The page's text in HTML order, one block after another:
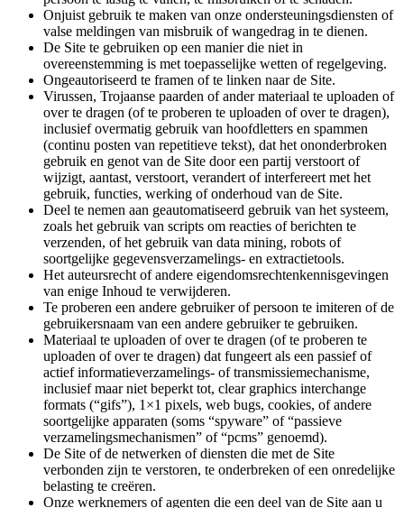
Onjuist gebruik te maken van onze ondersteuningsdiensten of
valse meldingen van misbruik of wangedrag in te dienen.
De Site te gebruiken op een manier die niet in
overeenstemming is met toepasselijke wetten of regelgeving.
Ongeautoriseerd te framen of te linken naar de Site.
Virussen, Trojaanse paarden of ander materiaal te uploaden of
over te dragen (of te proberen te uploaden of over te dragen),
inclusief overmatig gebruik van hoofdletters en spammen
(continu posten van repetitieve tekst), dat het ononderbroken
gebruik en genot van de Site door een partij verstoort of
wijzigt, aantast, verstoort, verandert of interfereert met het
gebruik, functies, werking of onderhoud van de Site.
Deel te nemen aan geautomatiseerd gebruik van het systeem,
zoals het gebruik van scripts om reacties of berichten te
verzenden, of het gebruik van data mining, robots of
soortgelijke gegevensverzamelings- en extractietools.
Het auteursrecht of andere eigendomsrechtenkennisgevingen
van enige Inhoud te verwijderen.
Te proberen een andere gebruiker of persoon te imiteren of de
gebruikersnaam van een andere gebruiker te gebruiken.
Materiaal te uploaden of over te dragen (of te proberen te
uploaden of over te dragen) dat fungeert als een passief of
actief informatieverzamelings- of transmissiemechanisme,
inclusief maar niet beperkt tot, clear graphics interchange
formats (“gifs”), 1×1 pixels, web bugs, cookies, of andere
soortgelijke apparaten (soms “spyware” of “passieve
verzamelingsmechanismen” of “pcms” genoemd).
De Site of de netwerken of diensten die met de Site
verbonden zijn te verstoren, te onderbreken of een onredelijke
belasting te creëren.
Onze werknemers of agenten die een deel van de Site aan u